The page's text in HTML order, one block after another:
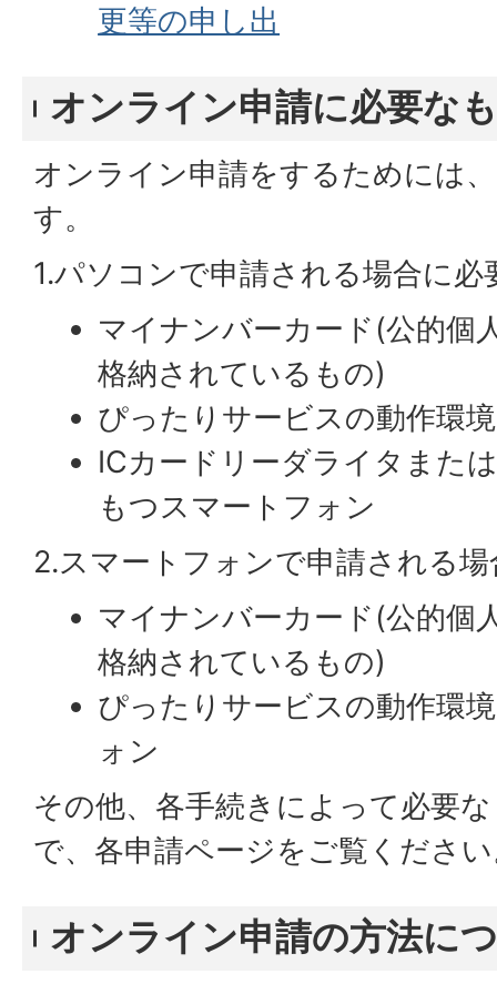
更等の申し出
オンライン申請に必要な
オンライン申請をするためには
す。
1.パソコンで申請される場合に必
マイナンバーカード(公的個
格納されているもの)
ぴったりサービスの動作環
ICカードリーダライタまた
もつスマートフォン
2.スマートフォンで申請される
マイナンバーカード(公的個
格納されているもの)
ぴったりサービスの動作環
ォン
その他、各手続きによって必要
で、各申請ページをご覧くださ
オンライン申請の方法に